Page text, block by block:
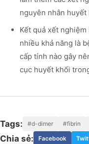
nguyên nhân huyết
Kết quả xết
nhiều khả năng là
cấp tính nào gây
cục huyết khối
Tags: #d-dimer #fibrin
Chia sẻ: Facebook